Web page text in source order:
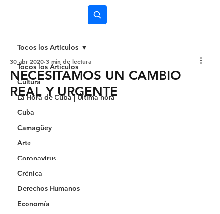
Todos los Artículos
Cultura
La Hora de Cuba | Última hora
Cuba
Camagüey
Arte
Coronavirus
Crónica
Derechos Humanos
Economía
Todos los Artículos
NECESITAMOS UN CAMBIO
REAL Y URGENTE
30 abr 2020 3 min de lectura